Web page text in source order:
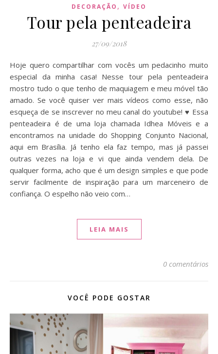
DECORAÇÃO , VÍDEO
Tour pela penteadeira
27/09/2018
Hoje quero compartilhar com vocês um pedacinho muito
especial da minha casa! Nesse tour pela penteadeira
mostro tudo o que tenho de maquiagem e meu móvel tão
amado. Se você quiser ver mais vídeos como esse, não
esqueça de se inscrever no meu canal do youtube! ♥ Essa
penteadeira é de uma loja chamada Idhea Móveis e a
encontramos na unidade do Shopping Conjunto Nacional,
aqui em Brasília. Já tenho ela faz tempo, mas já passei
outras vezes na loja e vi que ainda vendem dela. De
qualquer forma, acho que é um design simples e que pode
servir facilmente de inspiração para um marceneiro de
confiança. O espelho não veio com…
LEIA MAIS
0 comentários
VOCÊ PODE GOSTAR